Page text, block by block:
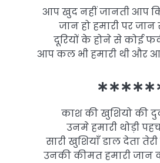
आप खुद नहीं जानती आप
जान हो हमारी पर जान
दूरियों के होने से कोई
आप कल भी हमारी थी और
काश की खुशियो की
उनमे हमारी थोड़ी
सारी खुशियाँ डाल देता
उनकी कीमत हमारी जान